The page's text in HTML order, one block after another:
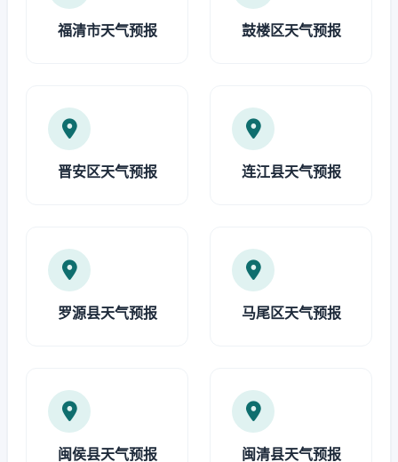
福清市天气预报 鼓楼区天气预报
晋安区天气预报 连江县天气预报
罗源县天气预报 马尾区天气预报
闽侯县天气预报 闽清县天气预报